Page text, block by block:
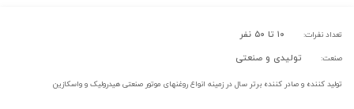
تعداد نفرات: ۱۰ تا ۵۰ نفر
صنعت: تولیدی و صنعتی
تولید کننده و صادر کننده برتر سال در زمینه انواع روغنهای موتور صنعتی هیدرولیک و واسکازین